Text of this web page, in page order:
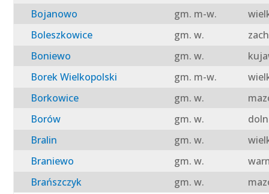
Bojanowo
gm. m-w.
Boleszkowice
gm. w.
Boniewo
gm. w.
Borek Wielkopolski
gm. m-w.
Borkowice
gm. w.
Borów
gm. w.
Bralin
gm. w.
Braniewo
gm. w.
Brańszczyk
gm. w.